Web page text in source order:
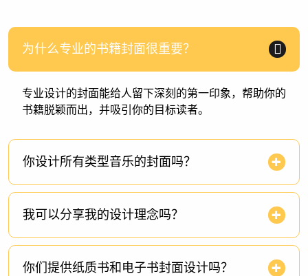
为什么专业的书籍封面很重要？
专业设计的封面能给人留下深刻的第一印象，帮助你的
书籍脱颖而出，并吸引你的目标读者。
你设计所有类型音乐的封面吗？
我可以分享我的设计理念吗？
你们提供纸质书和电子书封面设计吗？